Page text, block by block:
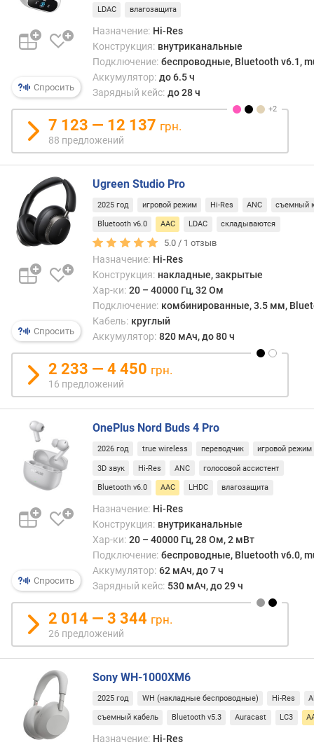
о
т
ь
Б
)
в
е
с
(
г
)
к
н
с
у
к
и
о
р
м
а
к
о
р
а
T
S
п
п
о
д
к
Спросить
LDAC влагозащита
Назначение: Hi-Res
Конструкция: внутриканальные
Подключение: беспроводные, Bluetooth v6.1,
Аккумулятор: до 6.5 ч
Зарядный кейс: до 28 ч
7 123 — 12 137 грн.
88 предложений
Спросить
Ugreen Studio Pro
2025 год игровой режим Hi-Res ANC съемный
Bluetooth v6.0 AAC LDAC складываются
5.0 / 1 отзыв
Назначение: Hi-Res
Конструкция: накладные, закрытые
Хар-ки: 20 – 40000 Гц, 32 Ом
Подключение: комбинированные, 3.5 мм,
Кабель: круглый
Аккумулятор: 820 мАч, до 80 ч
2 233 — 4 450 грн.
16 предложений
Спросить
OnePlus Nord Buds 4 Pro
2026 год true wireless переводчик игровой режим
3D звук Hi-Res ANC голосовой ассистент
Bluetooth v6.0 AAC LHDC влагозащита
Назначение: Hi-Res
Конструкция: внутриканальные
Хар-ки: 20 – 40000 Гц, 28 Ом, 2 мВт
Подключение: беспроводные, Bluetooth v6.0,
Аккумулятор: 62 мАч, до 7 ч
Зарядный кейс: 530 мАч, до 29 ч
2 014 — 3 344 грн.
26 предложений
Sony WH-1000XM6
2025 год WH (накладные беспроводные) Hi-Res
съемный кабель Bluetooth v5.3 Auracast LC3
Назначение: Hi-Res